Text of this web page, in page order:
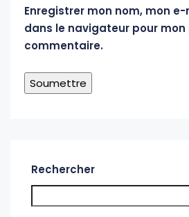
Enregistrer mon nom, mon
dans le navigateur pour mon
commentaire.
Rechercher